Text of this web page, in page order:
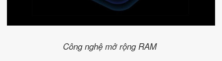
Công nghệ mở rộng RAM